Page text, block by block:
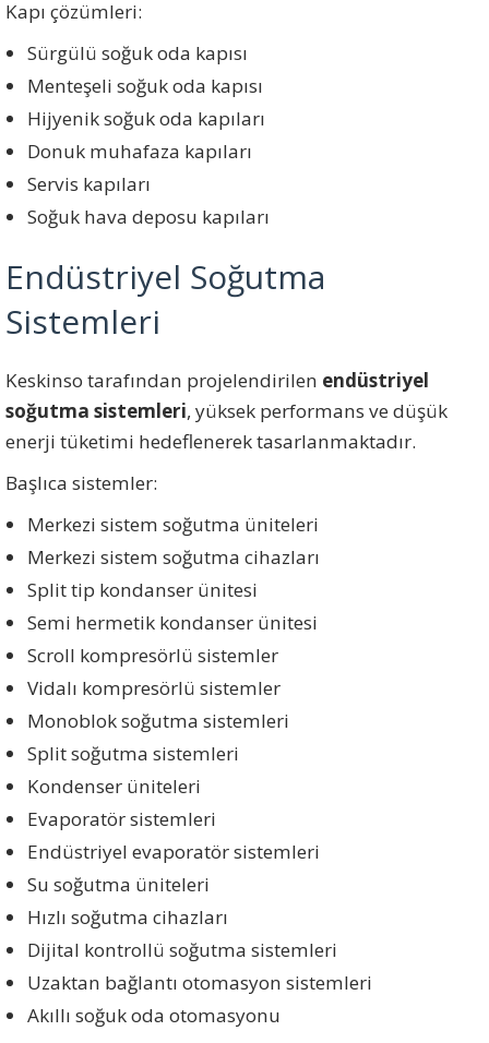
Kapı çözümleri:
Sürgülü soğuk oda kapısı
Menteşeli soğuk oda kapısı
Hijyenik soğuk oda kapıları
Donuk muhafaza kapıları
Servis kapıları
Soğuk hava deposu kapıları
Endüstriyel Soğutma
Sistemleri
Keskinso tarafından projelendirilen endüstriyel
soğutma sistemleri, yüksek performans ve düşük
enerji tüketimi hedeflenerek tasarlanmaktadır.
Başlıca sistemler:
Merkezi sistem soğutma üniteleri
Merkezi sistem soğutma cihazları
Split tip kondanser ünitesi
Semi hermetik kondanser ünitesi
Scroll kompresörlü sistemler
Vidalı kompresörlü sistemler
Monoblok soğutma sistemleri
Split soğutma sistemleri
Kondenser üniteleri
Evaporatör sistemleri
Endüstriyel evaporatör sistemleri
Su soğutma üniteleri
Hızlı soğutma cihazları
Dijital kontrollü soğutma sistemleri
Uzaktan bağlantı otomasyon sistemleri
Akıllı soğuk oda otomasyonu